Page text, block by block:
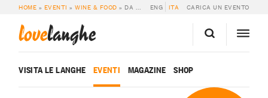
HOME » EVENTI »WINE & FOOD » DA FABIANA: CENA DI SAN VALENTINO ENG ITA CARICA UN EVENTO
lovelanghe
VISITA LE LANGHE EVENTI MAGAZINE SHOP